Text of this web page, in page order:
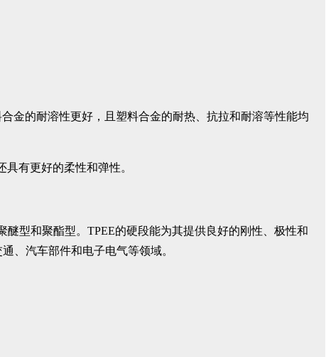
金的耐溶性更好，且塑料合金的耐热、抗拉和耐溶等性能均
有更好的柔性和弹性。
型和聚酯型。TPEE的硬段能为其提供良好的刚性、极性和
、汽车部件和电子电气等领域。